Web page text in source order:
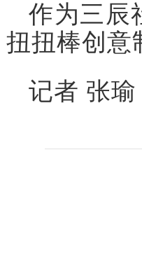
作为三辰
扭扭棒创意
记者 张瑜